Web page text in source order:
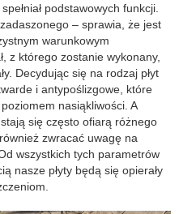
podstawowych funkcji.
– sprawia, że jest
warunkowym
z którego zostanie wykonany,
Decydując się na rodzaj płyt
i antypoślizgowe, które
nasiąkliwości. A
się często ofiarą różnego
zwracać uwagę na
wszystkich tych parametrów
nasze płyty będą się opierały